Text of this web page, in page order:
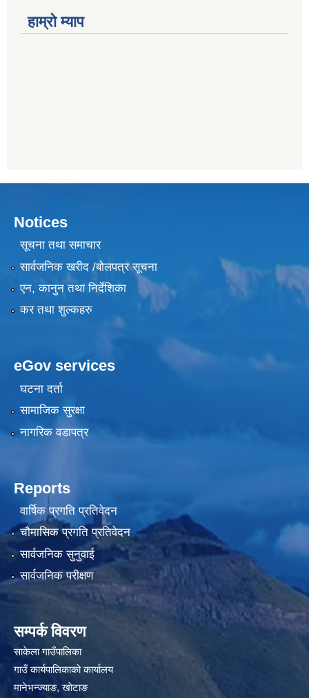
हाम्राे म्याप
Notices
सूचना तथा समाचार
सार्वजनिक खरीद /बोलपत्र सूचना
एन, कानुन तथा निर्देशिका
कर तथा शुल्कहरु
eGov services
घटना दर्ता
सामाजिक सुरक्षा
नागरिक वडापत्र
Reports
वार्षिक प्रगति प्रतिवेदन
चौमासिक प्रगति प्रतिवेदन
सार्वजनिक सुनुवाई
सार्वजनिक परीक्षण
सम्पर्क विवरण
साकेला गाउँपालिका
गाउँ कार्यपालिकाको कार्यालय
मानेभन्ज्याङ, खाेटाङ